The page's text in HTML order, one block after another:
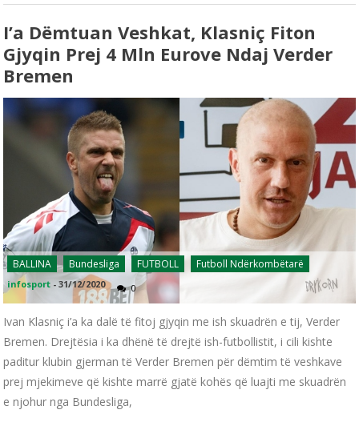
I’a Dëmtuan Veshkat, Klasniç Fiton
Gjyqin Prej 4 Mln Eurove Ndaj Verder
Bremen
BALLINA Bundesliga FUTBOLL Futboll Ndërkombëtarë
infosport -31/12/2020 0
Ivan Klasniç i’a ka dalë të fitoj gjyqin me ish skuadrën e tij, Verder
Bremen. Drejtësia i ka dhënë të drejtë ish-futbollistit, i cili kishte
paditur klubin gjerman të Verder Bremen për dëmtim të veshkave
prej mjekimeve që kishte marrë gjatë kohës që luajti me skuadrën
e njohur nga Bundesliga,